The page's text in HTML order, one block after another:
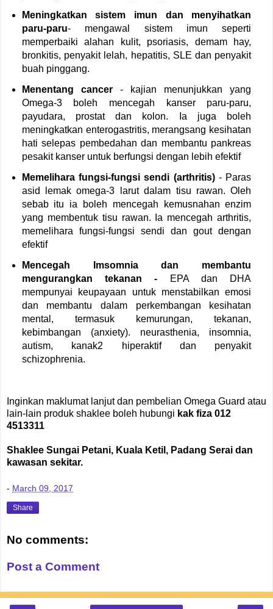
Meningkatkan sistem imun dan menyihatkan
paru-paru- mengawal sistem imun seperti
memperbaiki alahan kulit, psoriasis, demam hay,
bronkitis, penyakit lelah, hepatitis, SLE dan penyakit
buah pinggang.
Menentang cancer- kajian menunjukkan yang
Omega-3 boleh mencegah kanser paru-paru,
payudara, prostat dan kolon. Ia juga boleh
meningkatkan enterogastritis, merangsang kesihatan
hati selepas pembedahan dan membantu pankreas
pesakit kanser untuk berfungsi dengan lebih efektif
Memelihara fungsi-fungsi sendi (arthritis)- Paras
asid lemak omega-3 larut dalam tisu rawan. Oleh
sebab itu ia boleh mencegah kemusnahan enzim
yang membentuk tisu rawan. Ia mencegah arthritis,
memelihara fungsi-fungsi sendi dan gout dengan
efektif
Mencegah Imsomnia dan membantu
mengurangkan tekanan - EPA dan DHA
mempunyai keupayaan untuk menstabilkan emosi
dan membantu dalam perkembangan kesihatan
mental, termasuk kemurungan, tekanan,
kebimbangan (anxiety). neurasthenia, insomnia,
autism, kanak2 hiperaktif dan penyakit
schizophrenia.
Inginkan maklumat lanjut dan pembelian Omega Guard atau
lain-lain produk shaklee boleh hubungi kak fiza 012
4513311
Shaklee Sungai Petani, Kuala Ketil, Padang Serai dan
kawasan sekitar.
- March 09, 2017
Share
No comments:
Post a Comment